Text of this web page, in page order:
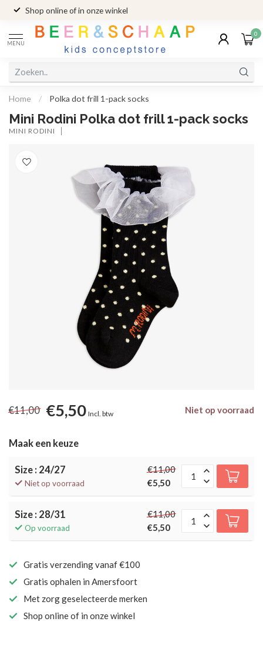
Shop online of in onze winkel
MENU
0
Home / Polka dot frill 1-pack socks
Mini Rodini Polka dot frill 1-pack socks
MINI RODINI
€11,00 €5,50 Incl. btw Niet op voorraad
Maak een keuze
Size : 24/27
Niet op voorraad
€11,00
€5,50
Size : 28/31
Op voorraad
€11,00
€5,50
Gratis verzending vanaf €100
Gratis ophalen in Amersfoort
Met zorg geselecteerde merken
Shop online of in onze winkel